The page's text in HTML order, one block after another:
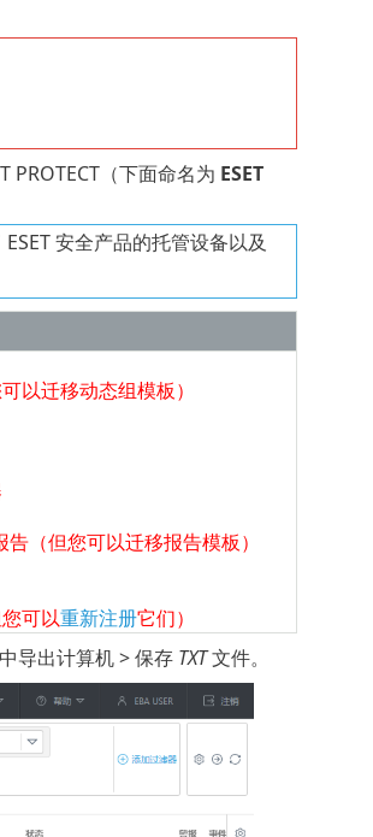
PROTECT（下面命名为 ESET
安全产品的托管设备以及
以迁移动态组模板）
（但您可以迁移报告模板）
可以重新注册它们）
导出计算机 > 保存 TXT文件。